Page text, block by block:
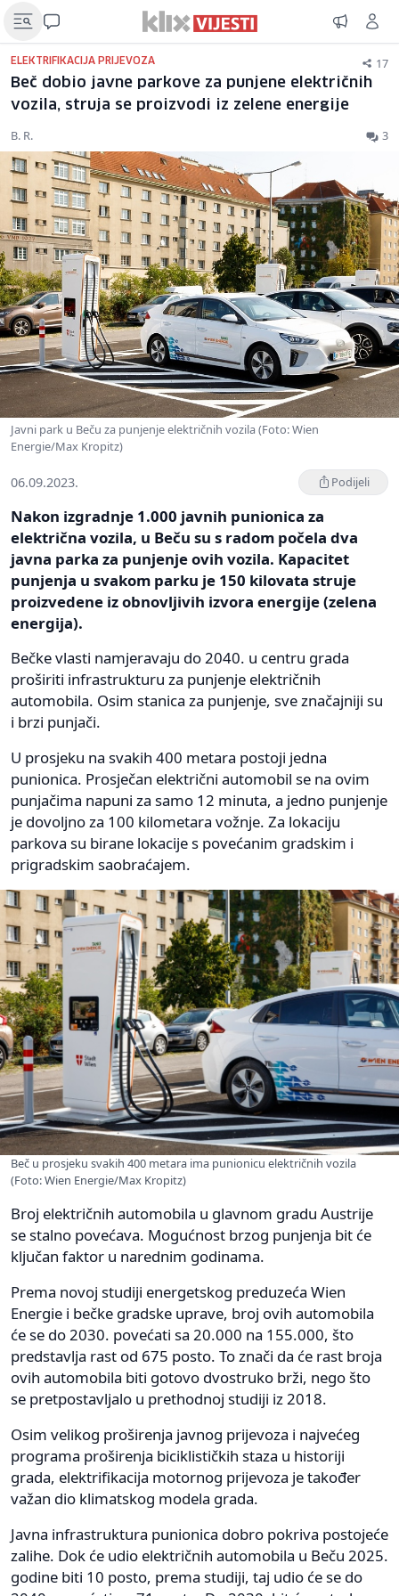
ELEKTRIFIKACIJA PRIJEVOZA 17
Beč dobio javne parkove za punjene električnih
vozila, struja se proizvodi iz zelene energije
B. R. 3
Javni park u Beču za punjenje električnih vozila (Foto: Wien
Energie/Max Kropitz)
06.09.2023. Podijeli
Nakon izgradnje 1.000 javnih punionica za
električna vozila, u Beču su s radom počela dva
javna parka za punjenje ovih vozila. Kapacitet
punjenja u svakom parku je 150 kilovata struje
proizvedene iz obnovljivih izvora energije (zelena
energija).
Bečke vlasti namjeravaju do 2040. u centru grada
proširiti infrastrukturu za punjenje električnih
automobila. Osim stanica za punjenje, sve značajniji su
i brzi punjači.
U prosjeku na svakih 400 metara postoji jedna
punionica. Prosječan električni automobil se na ovim
punjačima napuni za samo 12 minuta, a jedno punjenje
je dovoljno za 100 kilometara vožnje. Za lokaciju
parkova su birane lokacije s povećanim gradskim i
prigradskim saobraćajem.
Beč u prosjeku svakih 400 metara ima punionicu električnih vozila
(Foto: Wien Energie/Max Kropitz)
Broj električnih automobila u glavnom gradu Austrije
se stalno povećava. Mogućnost brzog punjenja bit će
ključan faktor u narednim godinama.
Prema novoj studiji energetskog preduzeća Wien
Energie i bečke gradske uprave, broj ovih automobila
će se do 2030. povećati sa 20.000 na 155.000, što
predstavlja rast od 675 posto. To znači da će rast broja
ovih automobila biti gotovo dvostruko brži, nego što
se pretpostavljalo u prethodnoj studiji iz 2018.
Osim velikog proširenja javnog prijevoza i najvećeg
programa proširenja biciklističkih staza u historiji
grada, elektrifikacija motornog prijevoza je također
važan dio klimatskog modela grada.
Javna infrastruktura punionica dobro pokriva postojeće
zalihe. Dok će udio električnih automobila u Beču 2025.
godine biti 10 posto, prema studiji, taj udio će se do